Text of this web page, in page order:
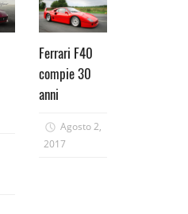
Ferrari F40
compie 30
anni
Agosto 2,
2017